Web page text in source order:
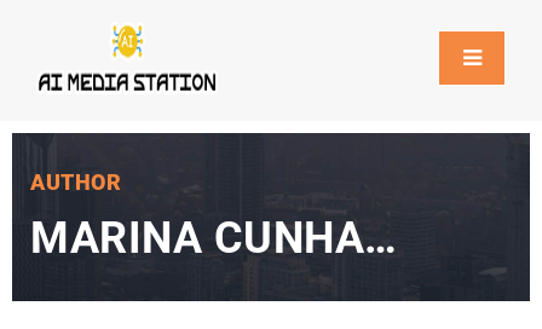
AUTHOR
MARINA CUNHA
BARROS